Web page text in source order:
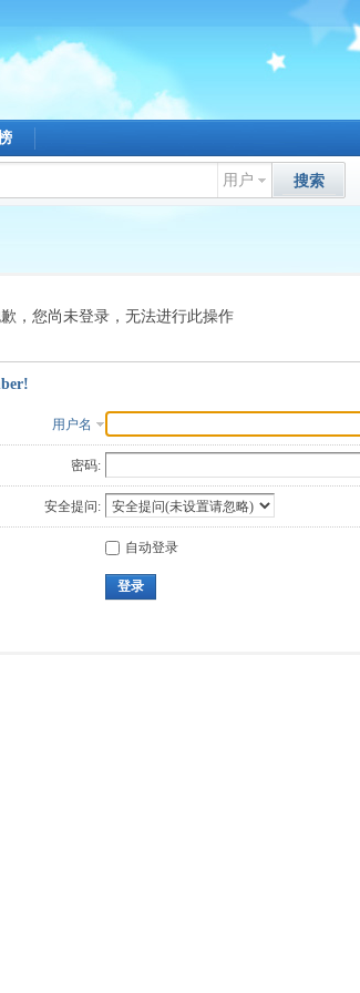
用户 搜索
，您尚未登录，无法进行此操作
用户名
密码:
安全提问:
自动登录
登录